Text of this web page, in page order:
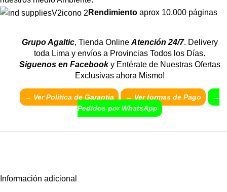
Rendimiento aprox 10.000 páginas
Grupo Agaltic, Tienda Online Atención 24/7. Delivery
toda Lima y envíos a Provincias Todos los Días.
Siguenos en Facebooky Entérate de Nuestras Ofertas
Exclusivas ahora Mismo!
→ Ver Politica de Garantia → Ver formas de Pago
→
Pedidos por WhatsApp
Información adicional